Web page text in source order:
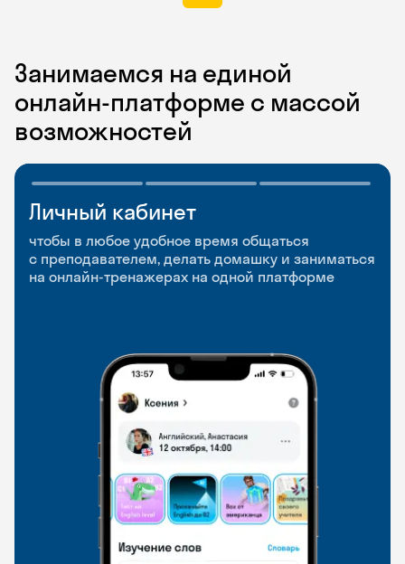
Занимаемся на единой
онлайн-платформе с массой
возможностей
Личный кабинет
чтобы в любое удобное время общаться
с преподавателем, делать домашку и заниматься
на онлайн-тренажерах на одной платформе
Мобильное
приложение
чтобы заниматься и изучать новые слова где
и когда удобно
Разговорные клубы
и Talks
Групповые занятия для разговорной практики
и индивидуальные встречи с преподавателями